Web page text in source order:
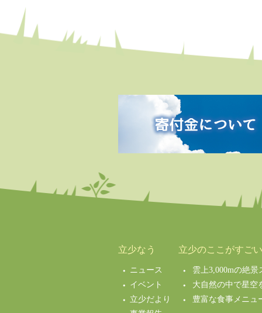
立少なう
ニュース
イベント
立少だより
立少のここがすご
雲上3,000mの絶
大自然の中で星空
豊富な食事メニュ